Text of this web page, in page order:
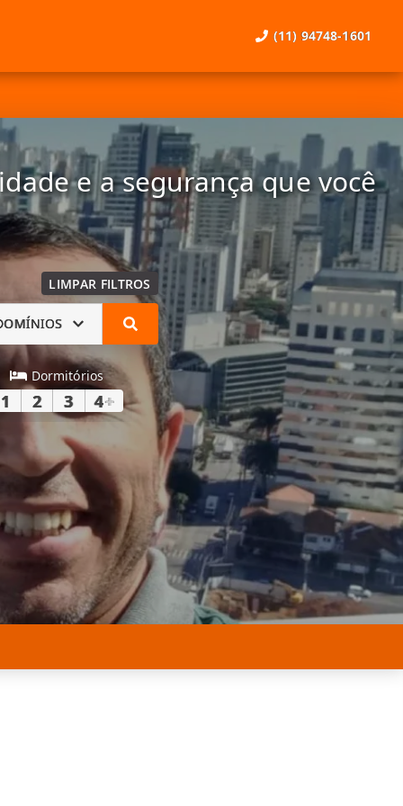
(11) 94748-1601
e a segurança que você
LIMPAR FILTROS
Dormitórios
1 2 3 4+